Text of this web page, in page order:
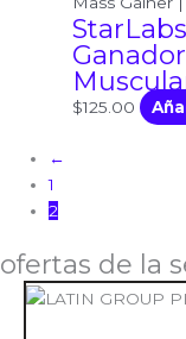
$125.00
←
1
2
ofertas de la